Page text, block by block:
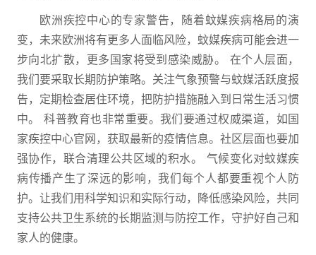
欧洲疾控中心的专家警告，随着蚊媒疾病格局的演
变，未来欧洲将有更多人面临风险，蚊媒疾病可能会进一
步向北扩散，更多国家将受到感染威胁。 在个人层面，
我们要采取长期防护策略。关注气象预警与蚊媒活跃度报
告，定期检查居住环境，把防护措施融入到日常生活习惯
中。 科普教育也非常重要。我们要通过权威渠道，如国
家疾控中心官网，获取最新的疫情信息。社区层面也要加
强协作，联合清理公共区域的积水。 气候变化对蚊媒疾
病传播产生了深远的影响，我们每个人都要重视个人防
护。让我们用科学知识和实际行动，降低感染风险，共同
支持公共卫生系统的长期监测与防控工作，守护好自己和
家人的健康。